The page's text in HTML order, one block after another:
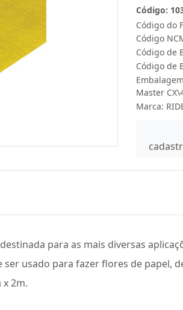
Código do
Código:
Código
Código de
Código de
Master
Marca:
para as mais diversas
usado para fazer flores de papel,
2m.